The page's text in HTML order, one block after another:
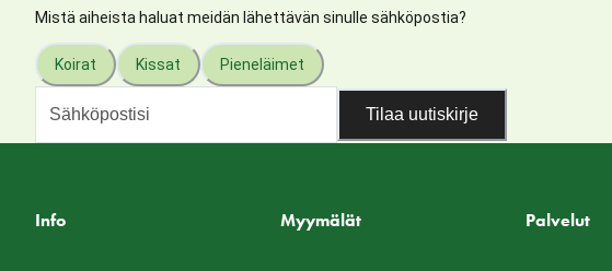
Mistä aiheista haluat meidän lähettävän sinulle sähköpostia?
Koirat Kissat Pieneläimet
Tilaa uutiskirje
Info Myymälät Palvelut